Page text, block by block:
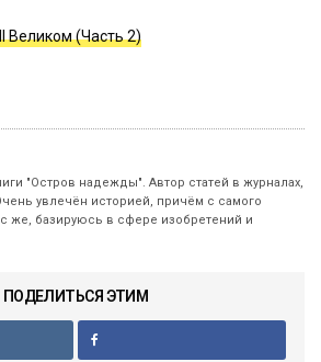
Великом (Часть 2)
"Остров надежды". Автор статей в журналах,
увлечён историей, причём с самого
же, базируюсь в сфере изобретений и
ПОДЕЛИТЬСЯ ЭТИМ